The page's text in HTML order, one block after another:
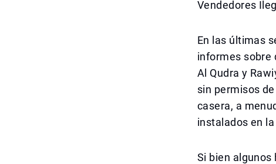
Vendedores
En las últimas
informes sobre
Al Qudra y
sin permisos
casera, a
instalados en
Si bien algunos